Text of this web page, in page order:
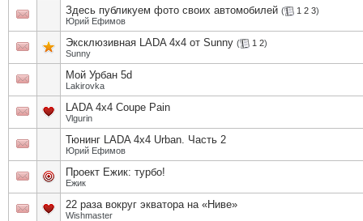
Здесь публикуем фото своих автомобилей ( 1 2 3)
Юрий Ефимов
Эксклюзивная LADA 4x4 от Sunny ( 1 2)
Sunny
Мой Урбан 5d
Lakirovka
LADA 4x4 Coupe Pain
Vlgurin
Тюнинг LADA 4x4 Urban. Часть 2
Юрий Ефимов
Проект Ежик: турбо!
Eжик
22 раза вокруг экватора на «Ниве»
Wishmaster